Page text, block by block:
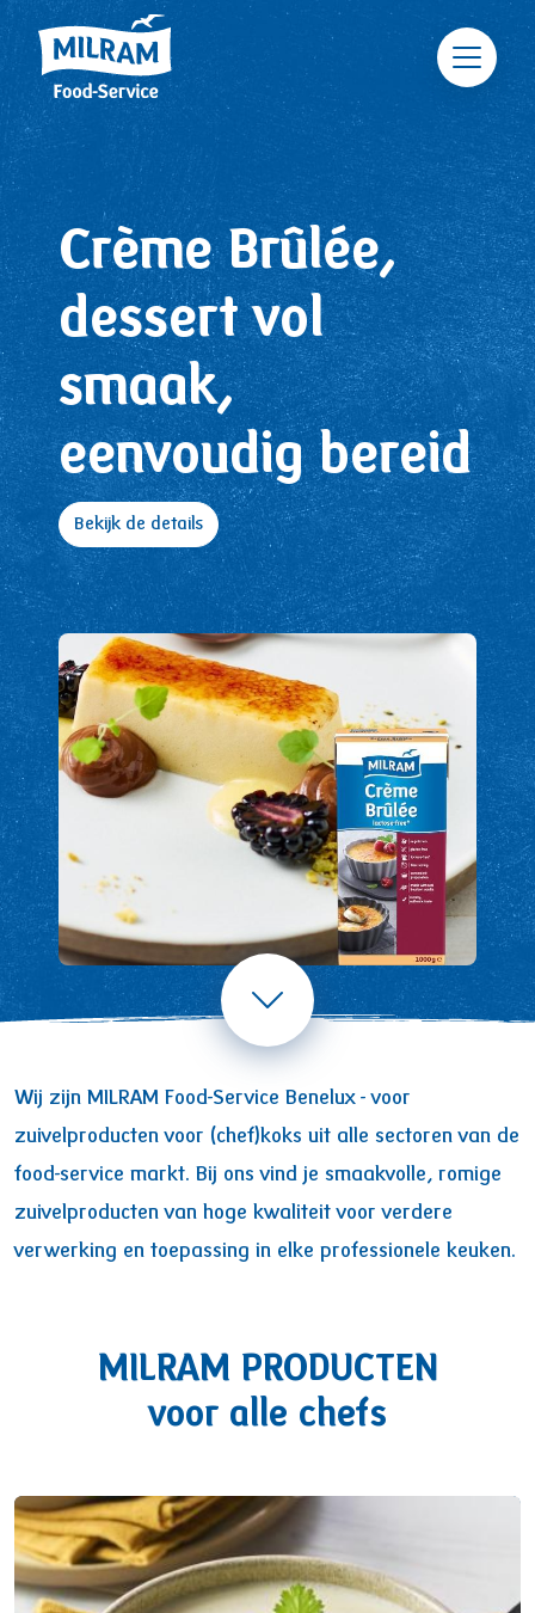
Skip to main content
Crème Brûlée,
dessert vol
smaak,
eenvoudig bereid
Bekijk de details
Wij zijn MILRAM Food-Service Benelux - voor
zuivelproducten voor (chef)koks uit alle sectoren van de
food-service markt. Bij ons vind je smaakvolle, romige
zuivelproducten van hoge kwaliteit voor verdere
verwerking en toepassing in elke professionele keuken.
MILRAM PRODUCTEN
voor alle chefs